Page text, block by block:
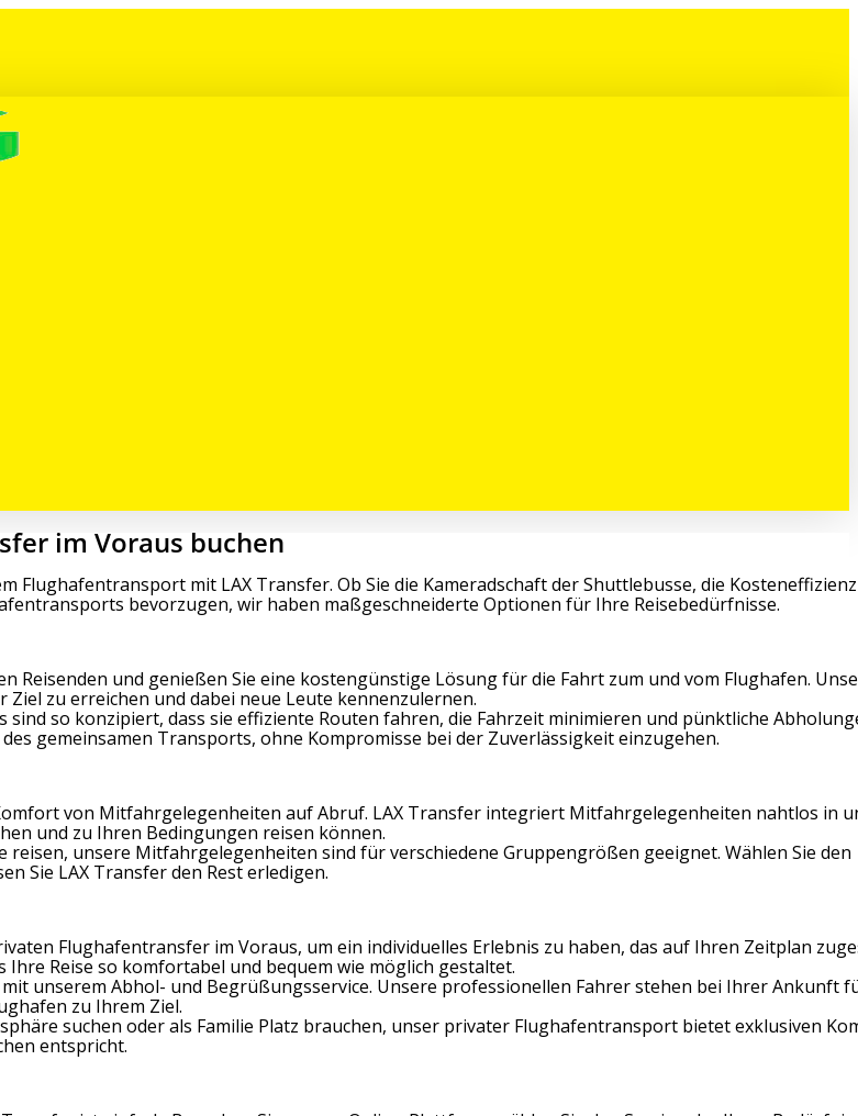
im Voraus buchen
Flughafentransport mit LAX Transfer. Ob Sie die Kameradschaft der Shuttlebusse, die
bevorzugen, wir haben maßgeschneiderte Optionen für Ihre Reisebedürfnisse.
Reisenden und genießen Sie eine kostengünstige Lösung für die Fahrt zum und vom Flughafen.
zu erreichen und dabei neue Leute kennenzulernen.
sind so konzipiert, dass sie effiziente Routen fahren, die Fahrzeit minimieren und pünktliche
gemeinsamen Transports, ohne Kompromisse bei der Zuverlässigkeit einzugehen.
von Mitfahrgelegenheiten auf Abruf. LAX Transfer integriert Mitfahrgelegenheiten nahtlos in
und zu Ihren Bedingungen reisen können.
reisen, unsere Mitfahrgelegenheiten sind für verschiedene Gruppengrößen geeignet. Wählen Sie den
Sie LAX Transfer den Rest erledigen.
Flughafentransfer im Voraus, um ein individuelles Erlebnis zu haben, das auf Ihren Zeitplan
Ihre Reise so komfortabel und bequem wie möglich gestaltet.
mit unserem Abhol- und Begrüßungsservice. Unsere professionellen Fahrer stehen bei Ihrer Ankunft
zu Ihrem Ziel.
suchen oder als Familie Platz brauchen, unser privater Flughafentransport bietet exklusiven
entspricht.